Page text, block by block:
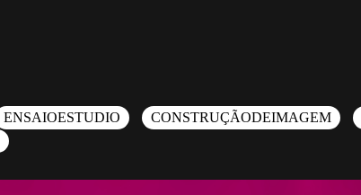
ENSAIOESTUDIO CONSTRUÇÃODEIMAGEM